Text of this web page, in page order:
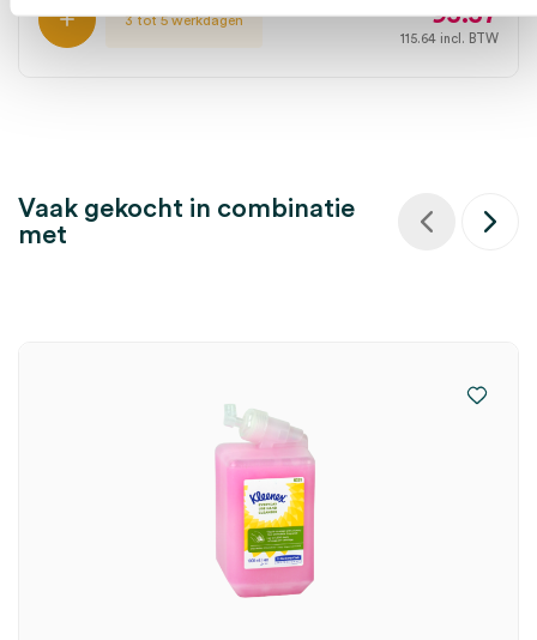
3 tot 5 werkdagen 95.57
115.64 incl. BTW
Vaak gekocht in combinatie
met